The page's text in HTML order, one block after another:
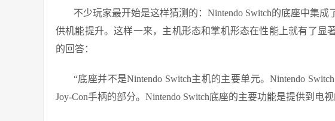
不少玩家最开始是这样猜测的：Nintendo Switch的底座中集
供机能提升。这样一来，主机形态和掌机形态在性能上就有了显
的回答：
“底座并不是Nintendo Switch主机的主要单元。Nintendo
Joy-Con手柄的部分。Nintendo Switch底座的主要功能是提供到电